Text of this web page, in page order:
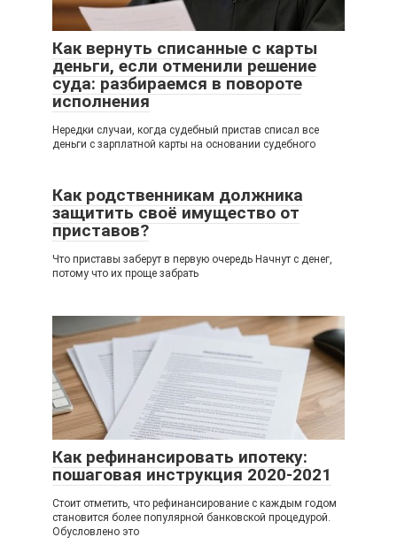
Как вернуть списанные с карты
деньги, если отменили решение
суда: разбираемся в повороте
исполнения
Нередки случаи, когда судебный пристав списал все
деньги с зарплатной карты на основании судебного
Как родственникам должника
защитить своё имущество от
приставов?
Что приставы заберут в первую очередь Начнут с денег,
потому что их проще забрать
Как рефинансировать ипотеку:
пошаговая инструкция 2020-2021
Стоит отметить, что рефинансирование с каждым годом
становится более популярной банковской процедурой.
Обусловлено это